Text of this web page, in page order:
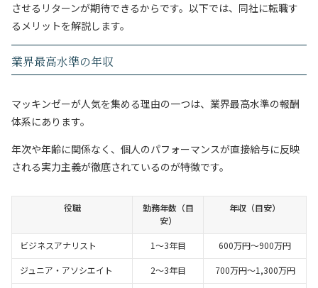
させるリターンが期待できるからです。以下では、同社に転職す
るメリットを解説します。
業界最高水準の年収
マッキンゼーが人気を集める理由の一つは、業界最高水準の報酬
体系にあります。
年次や年齢に関係なく、個人のパフォーマンスが直接給与に反映
される実力主義が徹底されているのが特徴です。
役職
勤務年数（目
安）
年収（目安）
ビジネスアナリスト 1～3年目 600万円～900万円
ジュニア・アソシエイト 2～3年目 700万円～1,300万円